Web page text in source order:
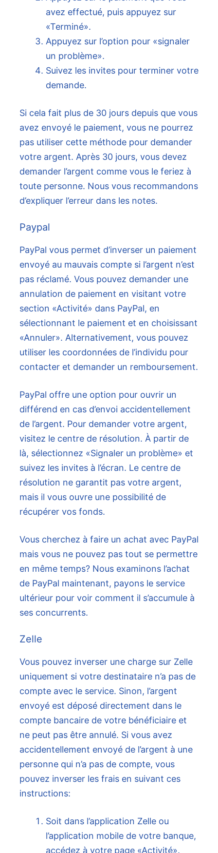
avez effectué, puis appuyez sur
«Terminé».
Appuyez sur l’option pour «signaler
un problème».
Suivez les invites pour terminer votre
demande.
Si cela fait plus de 30 jours depuis que vous
avez envoyé le paiement, vous ne pourrez
pas utiliser cette méthode pour demander
votre argent. Après 30 jours, vous devez
demander l’argent comme vous le feriez à
toute personne. Nous vous recommandons
d’expliquer l’erreur dans les notes.
Paypal
PayPal vous permet d’inverser un paiement
envoyé au mauvais compte si l’argent n’est
pas réclamé. Vous pouvez demander une
annulation de paiement en visitant votre
section «Activité» dans PayPal, en
sélectionnant le paiement et en choisissant
«Annuler». Alternativement, vous pouvez
utiliser les coordonnées de l’individu pour
contacter et demander un remboursement.
PayPal offre une option pour ouvrir un
différend en cas d’envoi accidentellement
de l’argent. Pour demander votre argent,
visitez le centre de résolution. À partir de
là, sélectionnez «Signaler un problème» et
suivez les invites à l’écran. Le centre de
résolution ne garantit pas votre argent,
mais il vous ouvre une possibilité de
récupérer vos fonds.
Vous cherchez à faire un achat avec PayPal
mais vous ne pouvez pas tout se permettre
en même temps? Nous examinons l’achat
de PayPal maintenant, payons le service
ultérieur pour voir comment il s’accumule à
ses concurrents.
Zelle
Vous pouvez inverser une charge sur Zelle
uniquement si votre destinataire n’a pas de
compte avec le service. Sinon, l’argent
envoyé est déposé directement dans le
compte bancaire de votre bénéficiaire et
ne peut pas être annulé. Si vous avez
accidentellement envoyé de l’argent à une
personne qui n’a pas de compte, vous
pouvez inverser les frais en suivant ces
instructions:
Soit dans l’application Zelle ou
l’application mobile de votre banque,
accédez à votre page «Activité».